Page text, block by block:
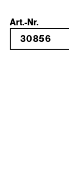
Art.-Nr.